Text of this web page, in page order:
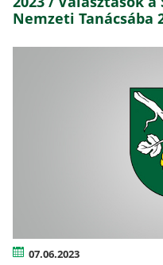
Nemzeti Tanácsába
07.06.2023